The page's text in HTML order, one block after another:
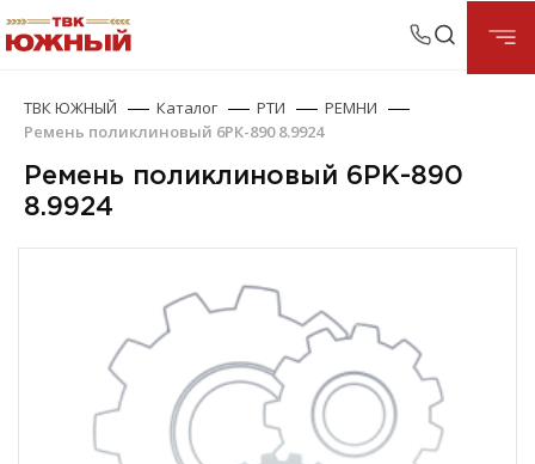
ТВК ЮЖНЫЙ Каталог РТИ
РЕМНИ
Ремень поликлиновый 6РК-890 8.9924
Ремень поликлиновый 6РК-890
8.9924